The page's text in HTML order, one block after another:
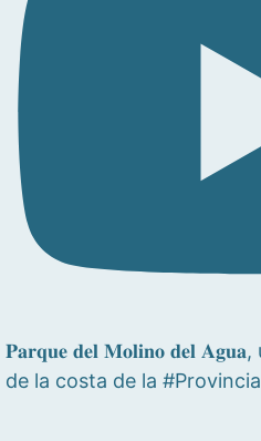
𝐏𝐚𝐫𝐪𝐮𝐞 𝐝𝐞𝐥 𝐌𝐨𝐥𝐢𝐧𝐨 𝐝𝐞𝐥
de la costa de la